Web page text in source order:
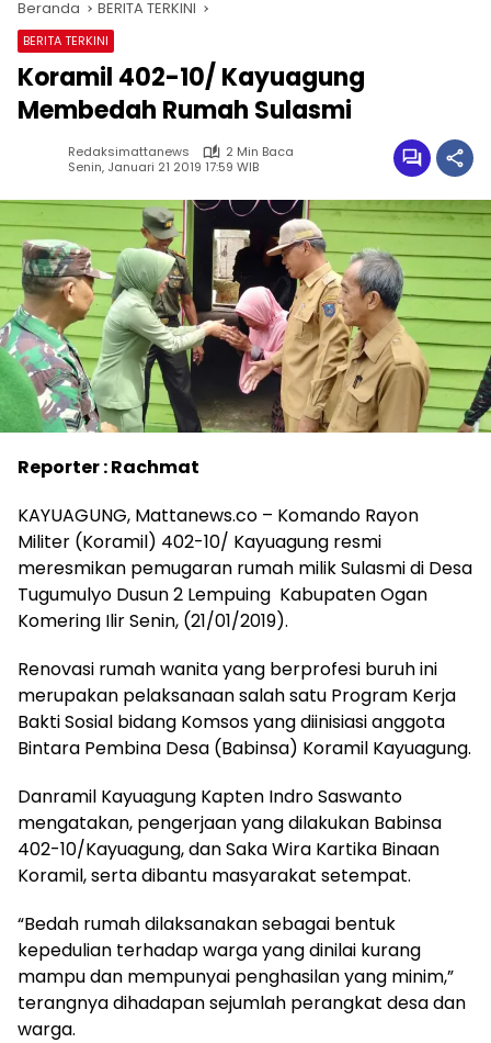
Beranda BERITA TERKINI
BERITA TERKINI
Koramil 402-10/ Kayuagung
Membedah Rumah Sulasmi
Redaksimattanews
2 Min Baca
Senin, Januari 21 2019 17:59 WIB
Reporter : Rachmat
KAYUAGUNG, Mattanews.co – Komando Rayon
Militer (Koramil) 402-10/ Kayuagung resmi
meresmikan pemugaran rumah milik Sulasmi di Desa
Tugumulyo Dusun 2 Lempuing Kabupaten Ogan
Komering Ilir Senin, (21/01/2019).
Renovasi rumah wanita yang berprofesi buruh ini
merupakan pelaksanaan salah satu Program Kerja
Bakti Sosial bidang Komsos yang diinisiasi anggota
Bintara Pembina Desa (Babinsa) Koramil Kayuagung.
Danramil Kayuagung Kapten Indro Saswanto
mengatakan, pengerjaan yang dilakukan Babinsa
402-10/Kayuagung, dan Saka Wira Kartika Binaan
Koramil, serta dibantu masyarakat setempat.
“Bedah rumah dilaksanakan sebagai bentuk
kepedulian terhadap warga yang dinilai kurang
mampu dan mempunyai penghasilan yang minim,”
terangnya dihadapan sejumlah perangkat desa dan
warga.